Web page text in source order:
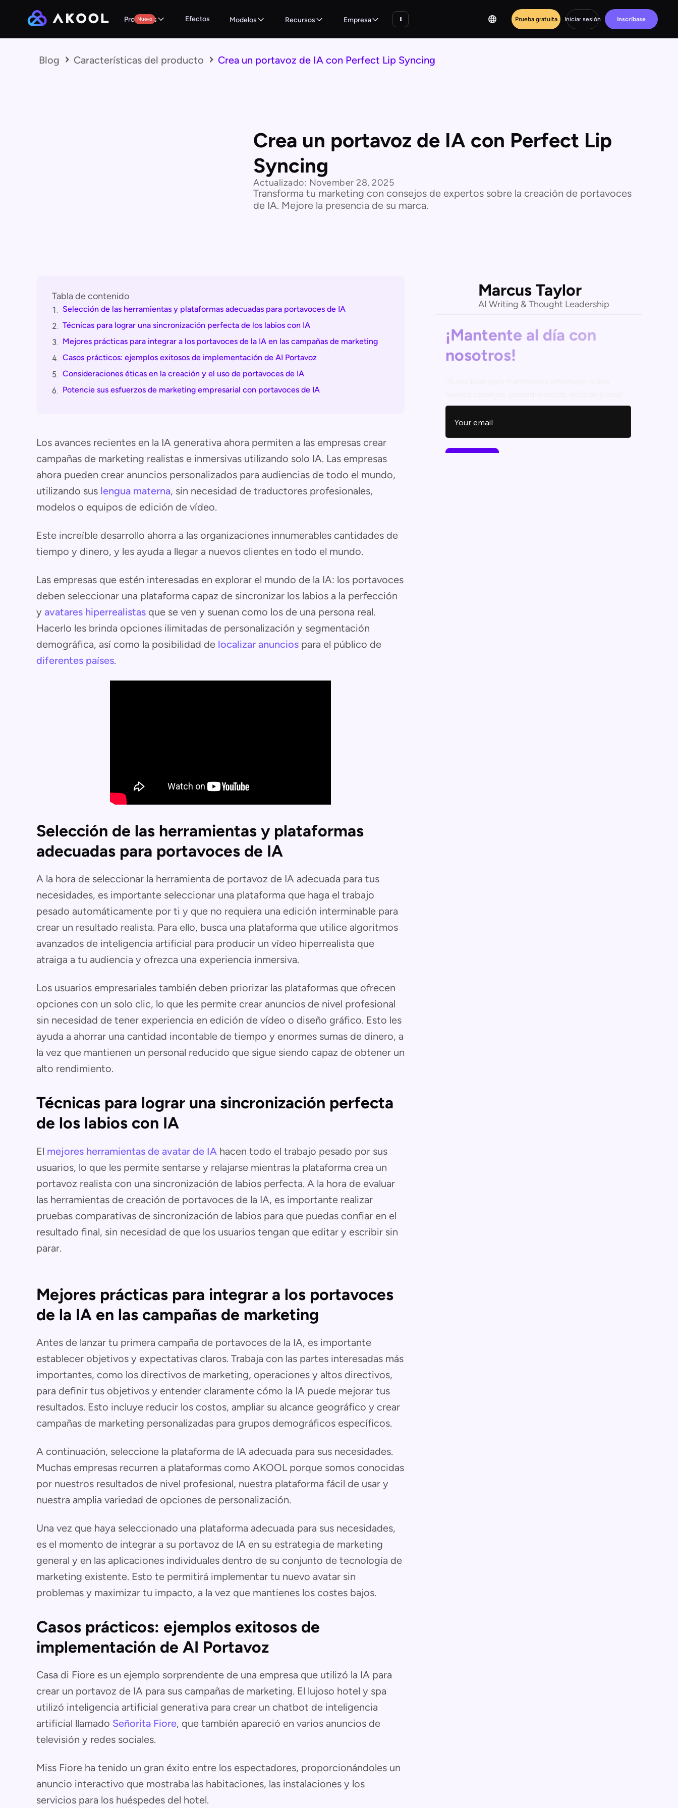
Productos
Nuevo Efectos Modelos Recursos Empresa Prueba gratuita Iniciar sesión Inscríbase
Blog Características del producto Crea un portavoz de IA con Perfect Lip Syncing
Crea un portavoz de IA con Perfect Lip
Syncing
Actualizado: November 28, 2025
Transforma tu marketing con consejos de expertos sobre la creación de portavoces
de IA. Mejore la presencia de su marca.
Tabla de contenido
1. Selección de las herramientas y plataformas adecuadas para portavoces de IA
2. Técnicas para lograr una sincronización perfecta de los labios con IA
3. Mejores prácticas para integrar a los portavoces de la IA en las campañas de marketing
4. Casos prácticos: ejemplos exitosos de implementación de AI Portavoz
5. Consideraciones éticas en la creación y el uso de portavoces de IA
6. Potencie sus esfuerzos de marketing empresarial con portavoces de IA
Los avances recientes en la IA generativa ahora permiten a las empresas crear
campañas de marketing realistas e inmersivas utilizando solo IA. Las empresas
ahora pueden crear anuncios personalizados para audiencias de todo el mundo,
utilizando sus lengua materna, sin necesidad de traductores profesionales,
modelos o equipos de edición de vídeo.
Este increíble desarrollo ahorra a las organizaciones innumerables cantidades de
tiempo y dinero, y les ayuda a llegar a nuevos clientes en todo el mundo.
Las empresas que estén interesadas en explorar el mundo de la IA: los portavoces
deben seleccionar una plataforma capaz de sincronizar los labios a la perfección
y avatares hiperrealistas que se ven y suenan como los de una persona real.
Hacerlo les brinda opciones ilimitadas de personalización y segmentación
demográfica, así como la posibilidad de localizar anuncios para el público de
diferentes países.
Selección de las herramientas y plataformas
adecuadas para portavoces de IA
A la hora de seleccionar la herramienta de portavoz de IA adecuada para tus
necesidades, es importante seleccionar una plataforma que haga el trabajo
pesado automáticamente por ti y que no requiera una edición interminable para
crear un resultado realista. Para ello, busca una plataforma que utilice algoritmos
avanzados de inteligencia artificial para producir un vídeo hiperrealista que
atraiga a tu audiencia y ofrezca una experiencia inmersiva.
Los usuarios empresariales también deben priorizar las plataformas que ofrecen
opciones con un solo clic, lo que les permite crear anuncios de nivel profesional
sin necesidad de tener experiencia en edición de vídeo o diseño gráfico. Esto les
ayuda a ahorrar una cantidad incontable de tiempo y enormes sumas de dinero, a
la vez que mantienen un personal reducido que sigue siendo capaz de obtener un
alto rendimiento.
Técnicas para lograr una sincronización perfecta
de los labios con IA
El mejores herramientas de avatar de IA hacen todo el trabajo pesado por sus
usuarios, lo que les permite sentarse y relajarse mientras la plataforma crea un
portavoz realista con una sincronización de labios perfecta. A la hora de evaluar
las herramientas de creación de portavoces de la IA, es importante realizar
pruebas comparativas de sincronización de labios para que puedas confiar en el
resultado final, sin necesidad de que los usuarios tengan que editar y escribir sin
parar.
Mejores prácticas para integrar a los portavoces
de la IA en las campañas de marketing
Antes de lanzar tu primera campaña de portavoces de la IA, es importante
establecer objetivos y expectativas claros. Trabaja con las partes interesadas más
importantes, como los directivos de marketing, operaciones y altos directivos,
para definir tus objetivos y entender claramente cómo la IA puede mejorar tus
resultados. Esto incluye reducir los costos, ampliar su alcance geográfico y crear
campañas de marketing personalizadas para grupos demográficos específicos.
A continuación, seleccione la plataforma de IA adecuada para sus necesidades.
Muchas empresas recurren a plataformas como AKOOL porque somos conocidas
por nuestros resultados de nivel profesional, nuestra plataforma fácil de usar y
nuestra amplia variedad de opciones de personalización.
Una vez que haya seleccionado una plataforma adecuada para sus necesidades,
es el momento de integrar a su portavoz de IA en su estrategia de marketing
general y en las aplicaciones individuales dentro de su conjunto de tecnología de
marketing existente. Esto te permitirá implementar tu nuevo avatar sin
problemas y maximizar tu impacto, a la vez que mantienes los costes bajos.
Casos prácticos: ejemplos exitosos de
implementación de AI Portavoz
Casa di Fiore es un ejemplo sorprendente de una empresa que utilizó la IA para
crear un portavoz de IA para sus campañas de marketing. El lujoso hotel y spa
utilizó inteligencia artificial generativa para crear un chatbot de inteligencia
artificial llamado Señorita Fiore, que también apareció en varios anuncios de
televisión y redes sociales.
Miss Fiore ha tenido un gran éxito entre los espectadores, proporcionándoles un
anuncio interactivo que mostraba las habitaciones, las instalaciones y los
servicios para los huéspedes del hotel.
Marcus Taylor
AI Writing & Thought Leadership
¡Mantente al día con
nosotros!